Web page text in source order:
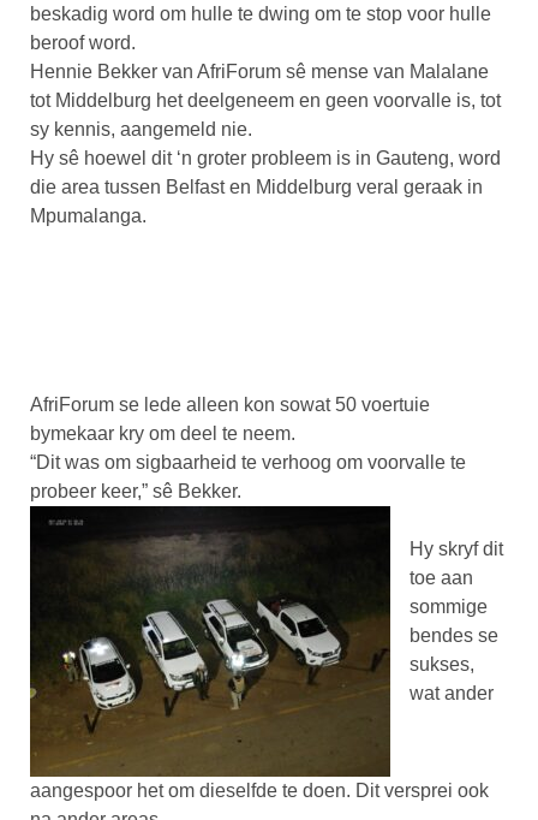
beskadig word om hulle te dwing om te stop voor hulle
beroof word.
Hennie Bekker van AfriForum sê mense van Malalane
tot Middelburg het deelgeneem en geen voorvalle is, tot
sy kennis, aangemeld nie.
Hy sê hoewel dit ‘n groter probleem is in Gauteng, word
die area tussen Belfast en Middelburg veral geraak in
Mpumalanga.
AfriForum se lede alleen kon sowat 50 voertuie
bymekaar kry om deel te neem.
“Dit was om sigbaarheid te verhoog om voorvalle te
probeer keer,” sê Bekker.
Hy skryf dit
toe aan
sommige
bendes se
sukses,
wat ander
aangespoor het om dieselfde te doen. Dit versprei ook